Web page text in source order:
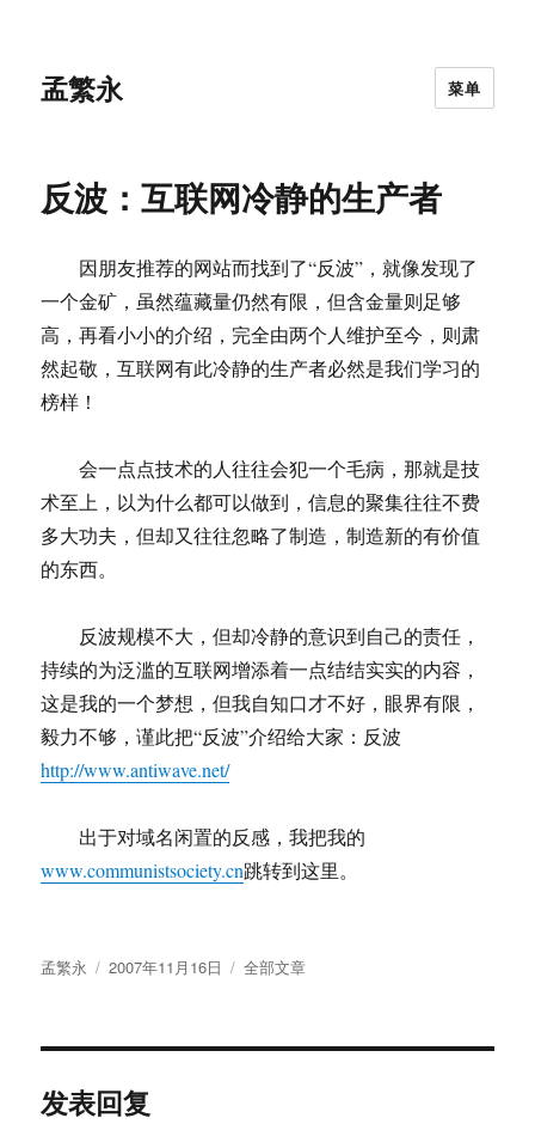
孟繁永 菜单
反波：互联网冷静的生产者
因朋友推荐的网站而找到了“反波”，就像发现了
一个金矿，虽然蕴藏量仍然有限，但含金量则足够
高，再看小小的介绍，完全由两个人维护至今，则肃
然起敬，互联网有此冷静的生产者必然是我们学习的
榜样！
会一点点技术的人往往会犯一个毛病，那就是技
术至上，以为什么都可以做到，信息的聚集往往不费
多大功夫，但却又往往忽略了制造，制造新的有价值
的东西。
反波规模不大，但却冷静的意识到自己的责任，
持续的为泛滥的互联网增添着一点结结实实的内容，
这是我的一个梦想，但我自知口才不好，眼界有限，
毅力不够，谨此把“反波”介绍给大家：反波
http://www.antiwave.net/
出于对域名闲置的反感，我把我的
www.communistsociety.cn跳转到这里。
作
孟繁永
发
2007年11月16日
分
全部文章
发表回复